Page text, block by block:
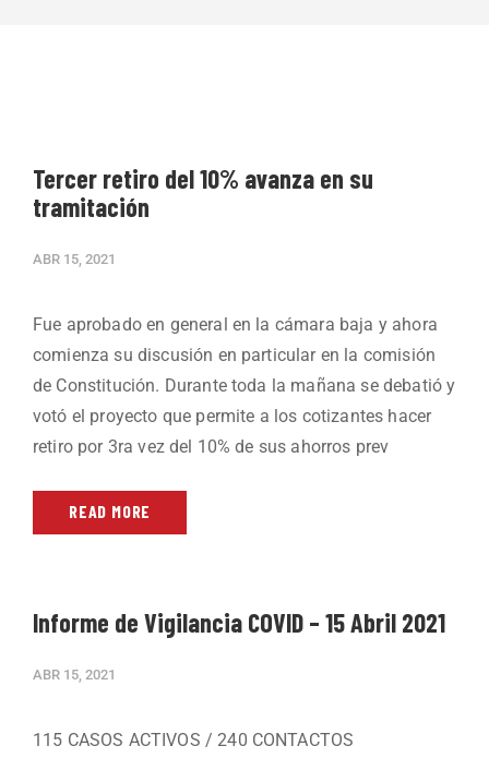
Tercer retiro del 10% avanza en su
tramitación
ABR 15, 2021
Fue aprobado en general en la cámara baja y ahora
comienza su discusión en particular en la comisión
de Constitución. Durante toda la mañana se debatió y
votó el proyecto que permite a los cotizantes hacer
retiro por 3ra vez del 10% de sus ahorros prev
READ MORE
Informe de Vigilancia COVID – 15 Abril 2021
ABR 15, 2021
115 CASOS ACTIVOS / 240 CONTACTOS